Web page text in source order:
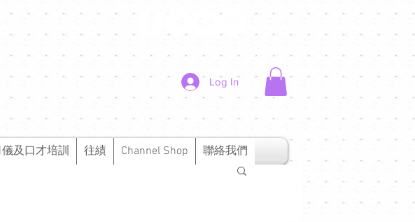
Log In
及口才培訓 往績 Channel Shop 聯絡我們